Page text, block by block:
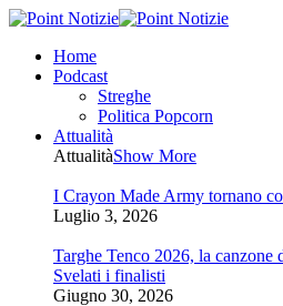
Home
Podcast
Streghe
Politica Popcorn
Attualità
AttualitàShow More
I Crayon Made Army tornano
Luglio 3, 2026
Targhe Tenco 2026, la canzone
Svelati i finalisti
Giugno 30, 2026